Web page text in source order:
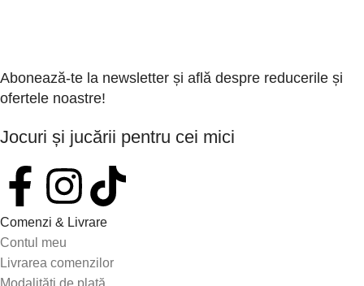
Abonează-te la newsletter și află despre reducerile și
ofertele noastre!
Jocuri și jucării pentru cei mici
Comenzi & Livrare
Contul meu
Livrarea comenzilor
Modalități de plată